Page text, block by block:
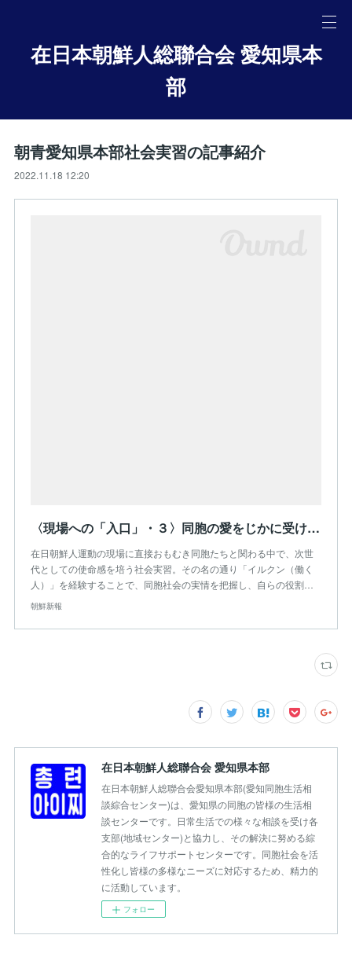
在日本朝鮮人総聯合会 愛知県本
部
朝青愛知県本部社会実習の記事紹介
2022.11.18 12:20
〈現場への「入口」・３〉同胞の愛をじかに受け／朝青愛知県本部
在日朝鮮人運動の現場に直接おもむき同胞たちと関わる中で、次世
代としての使命感を培う社会実習。その名の通り「イルクン（働く
人）」を経験することで、同胞社会の実情を把握し、自らの役割…
朝鮮新報
在日本朝鮮人総聯合会 愛知県本部
在日本朝鮮人総聯合会愛知県本部(愛知同胞生活相
談綜合センター)は、愛知県の同胞の皆様の生活相
談センターです。日常生活での様々な相談を受け各
支部(地域センター)と協力し、その解決に努める綜
合的なライフサポートセンターです。同胞社会を活
性化し皆様の多様なニーズに対応するため、精力的
に活動しています。
フォロー